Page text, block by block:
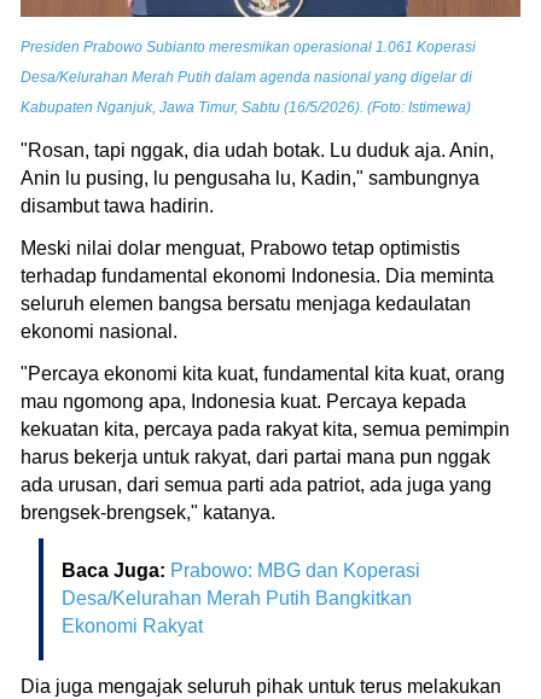
Presiden Prabowo Subianto meresmikan operasional 1.061 Koperasi
Desa/Kelurahan Merah Putih dalam agenda nasional yang digelar di
Kabupaten Nganjuk, Jawa Timur, Sabtu (16/5/2026). (Foto: Istimewa)
"Rosan, tapi nggak, dia udah botak. Lu duduk aja. Anin,
Anin lu pusing, lu pengusaha lu, Kadin," sambungnya
disambut tawa hadirin.
Meski nilai dolar menguat, Prabowo tetap optimistis
terhadap fundamental ekonomi Indonesia. Dia meminta
seluruh elemen bangsa bersatu menjaga kedaulatan
ekonomi nasional.
"Percaya ekonomi kita kuat, fundamental kita kuat, orang
mau ngomong apa, Indonesia kuat. Percaya kepada
kekuatan kita, percaya pada rakyat kita, semua pemimpin
harus bekerja untuk rakyat, dari partai mana pun nggak
ada urusan, dari semua parti ada patriot, ada juga yang
brengsek-brengsek," katanya.
Baca Juga: Prabowo: MBG dan Koperasi
Desa/Kelurahan Merah Putih Bangkitkan
Ekonomi Rakyat
Dia juga mengajak seluruh pihak untuk terus melakukan